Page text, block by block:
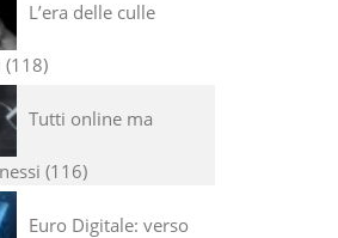
L’era delle culle
118
Tutti online ma
116
Euro Digitale: verso